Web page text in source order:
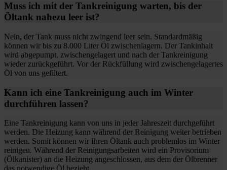
Muss ich mit der Tankreinigung warten, bis der
Öltank nahezu leer ist?
Nein, der Tank muss nicht zwingend leer sein. Standardmäßig
können wir bis zu 8.000 Liter Öl zwischenlagern. Der Tankinhalt
wird abgepumpt, zwischengelagert und nach der Tankreinigung
wieder zurückgeführt. Vor der Rückfüllung wird zwischengelagertes
Öl von uns gefiltert.
Kann ich eine Tankreinigung auch im Winter
durchführen lassen?
Eine Tankreinigung kann von uns in jeder Jahreszeit durchgeführt
werden. Die Heizung kann während der Reinigung weiter betrieben
werden. Somit können wir Ihren Öltank auch problemlos im Winter
reinigen. Während der Reinigungsarbeiten wird ein Provisorium
(Ölkanister) an die Heizung angeschlossen, aus dem der Ölbrenner